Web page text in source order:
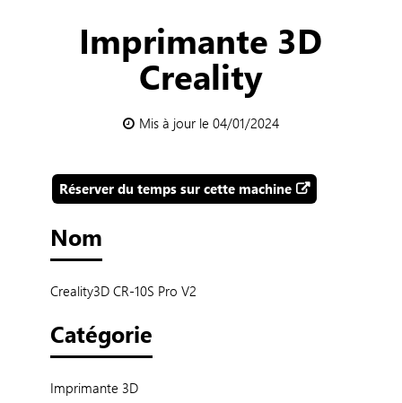
Imprimante 3D
Creality
Mis à jour le 04/01/2024
Réserver du temps sur cette machine
Nom
Creality3D CR-10S Pro V2
Catégorie
Imprimante 3D